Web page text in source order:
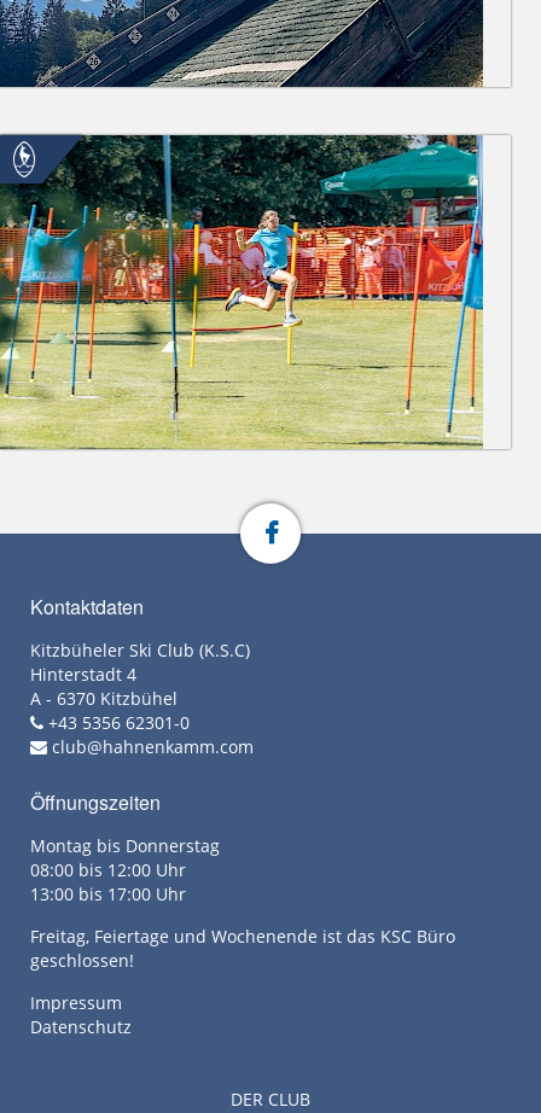
Kontaktdaten
Kitzbüheler Ski Club (K.S.C)
Hinterstadt 4
A - 6370 Kitzbühel
+43 5356 62301-0
club@hahnenkamm.com
Öffnungszeiten
Montag bis Donnerstag
08:00 bis 12:00 Uhr
13:00 bis 17:00 Uhr
Freitag, Feiertage und Wochenende ist das KSC Büro
geschlossen!
Impressum
Datenschutz
DER CLUB